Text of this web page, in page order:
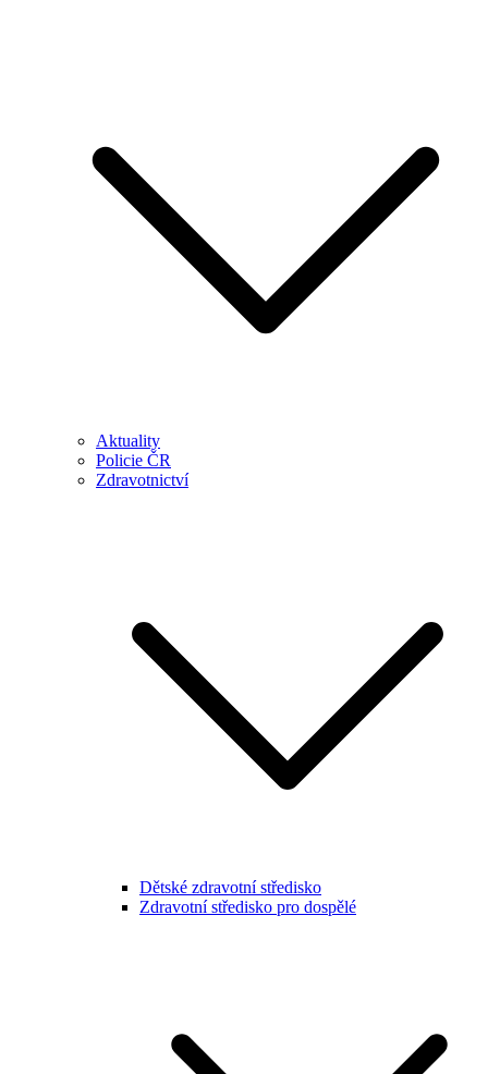
Aktuality
Policie ČR
Zdravotnictví
Dětské zdravotní středisko
Zdravotní středisko pro dospělé